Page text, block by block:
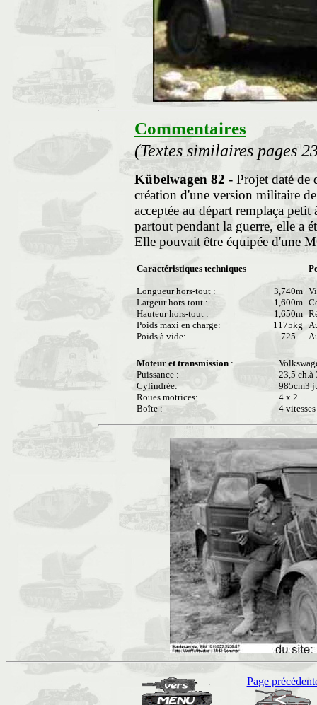
Commentaires
(Textes similaires pages
Kübelwagen 82 - Projet daté de
création d'une version militaire
acceptée au départ remplaça
partout pendant la guerre, elle a
Elle pouvait être équipée d'une
Caractéristiques techniques
Longueur hors-tout :
Largeur hors-tout :
Hauteur hors-tout :
Poids maxi en charge:
Poids à vide:
3,740m
1,600m
1,650m
1175kg
725
Moteur et transmission :
Puissance :
Cylindrée:
Roues motrices:
Boîte :
23,5 ch.à
985cm3
4 x 2
4
Page